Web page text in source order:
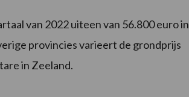
van 2022 uiteen van 56.800 euro in
provincies varieert de grondprijs
in Zeeland.